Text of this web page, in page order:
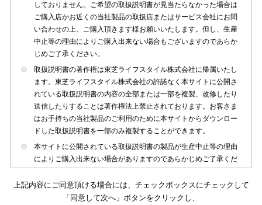
しておりません。ご希望の取扱説明書が見当たらなかった場合は
ご購入店かお近くの当社製品の取扱店またはサービス会社にお問
い合わせの上、ご購入頂きます様お願いいたします。但し、生産
中止等の理由によりご購入出来ない場合もございますのであらか
じめご了承ください。
取扱説明書の著作権は東芝ライフスタイル株式会社に帰属いたし
ます。東芝ライフスタイル株式会社の許諾なく本サイトに公開さ
れている取扱説明書の内容の全部または一部を複製、改修したり
送信したりすることは著作権法上禁止されております。お客さま
はお手持ちの当社製品のご利用のために本サイトからダウンロー
ドした取扱説明書を一部のみ複製することができます。
本サイトに公開されている取扱説明書の製品が生産中止等の理由
によりご購入出来ない場合がありますのであらかじめご了承くだ
本サイトに公開されている取扱説明書は、製品が発売された時点
のものを掲載しております。従いまして本サイトに掲載されてい
上記内容にご同意頂ける場合には、チェックボックスにチェックして
「同意して次へ」ボタンをクリックし、